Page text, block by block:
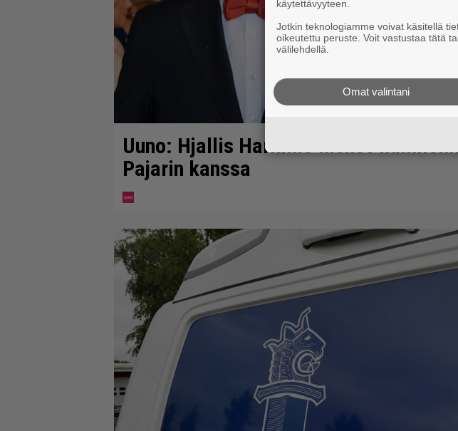
Uuno: Hjallis Harkimo menee
Pajarin kanssa
käytettävyyteen.
Jotkin teknologiamme voivat käsitellä
oikeutettu peruste. Voit vastustaa tätä
välilehdellä.
Omat valintani